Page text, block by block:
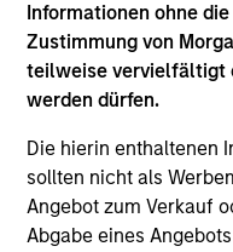
Informationen ohne
Zustimmung von
teilweise vervielfältigt
werden dürfen.
Die hierin enthaltenen
sollten nicht als
Angebot zum Verkauf
Abgabe eines
Chip